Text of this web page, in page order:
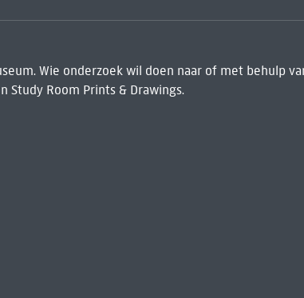
Wie onderzoek wil doen naar of met behulp
Study Room Prints & Drawings.